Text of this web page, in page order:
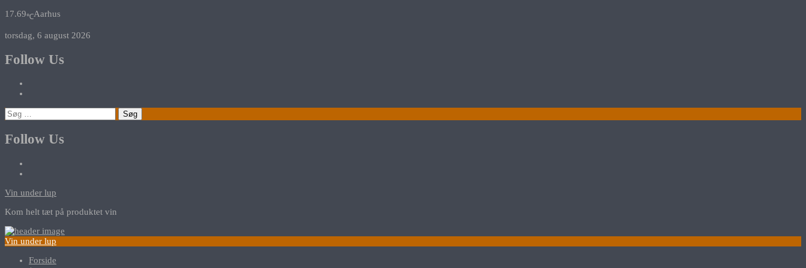
17.69℃Aarhus
torsdag, 6 august 2026
Follow Us
Søg
efter:
Follow Us
Vin under lup
Kom helt tæt på produktet vin
Vin under lup
Forside